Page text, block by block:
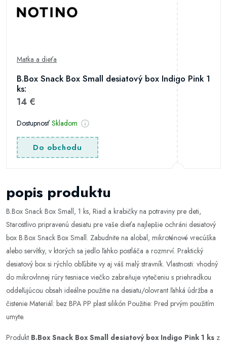
Matka a dieťa
B.Box Snack Box Small desiatový box Indigo Pink 1
ks:
14 €
Dostupnosť Skladom
Do obchodu
popis produktu
B.Box Snack Box Small, 1 ks, Riad a krabičky na potraviny pre deti,
Starostlivo pripravenú desiatu pre vaše dieťa najlepšie ochráni desiatový
box B.Box Snack Box Small. Zabudnite na alobal, mikroténové vrecúška
alebo servítky, v ktorých sa jedlo ľahko postláča a rozmrví. Praktický
desiatový box si rýchlo obľúbite vy aj váš malý stravník. Vlastnosti: vhodný
do mikrovlnnej rúry tesniace viečko zabraňuje vytečeniu s priehradkou
oddeľujúcou obsah ideálne použitie na desiatu/olovrant ľahká údržba a
čistenie Materiál: bez BPA PP plast silikón Použitie: Pred prvým použitím
umyte.
Produkt B.Box Snack Box Small desiatový box Indigo Pink 1 ks z